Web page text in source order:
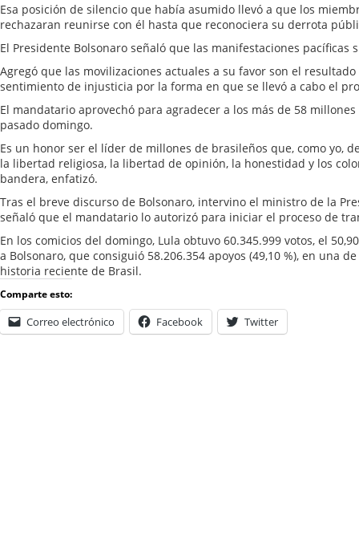
Esa posición de silencio que había asumido llevó a que los
rechazaran reunirse con él hasta que reconociera su derrota
El Presidente Bolsonaro señaló que las manifestaciones pacíficas
Agregó que las movilizaciones actuales a su favor son el
sentimiento de injusticia por la forma en que se llevó a cabo el
El mandatario aprovechó para agradecer a los más de 58
pasado domingo.
Es un honor ser el líder de millones de brasileños que, como yo,
la libertad religiosa, la libertad de opinión, la honestidad y los
bandera, enfatizó.
Tras el breve discurso de Bolsonaro, intervino el ministro de la
señaló que el mandatario lo autorizó para iniciar el proceso de
En los comicios del domingo, Lula obtuvo 60.345.999 votos, el
a Bolsonaro, que consiguió 58.206.354 apoyos (49,10 %), en una
historia reciente de Brasil.
Comparte esto:
Correo electrónico Facebook Twitter